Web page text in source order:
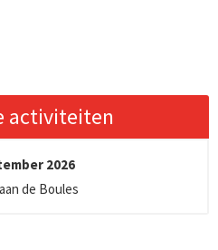
activiteiten
2026
de Boules